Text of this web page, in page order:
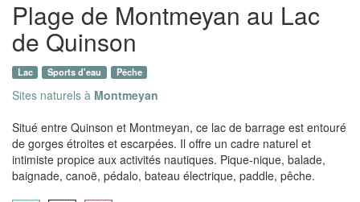
Plage de Montmeyan au Lac
de Quinson
Lac Sports d'eau Pêche
Sites naturels à Montmeyan
Situé entre Quinson et Montmeyan, ce lac de barrage est entouré
de gorges étroites et escarpées. Il offre un cadre naturel et
intimiste propice aux activités nautiques. Pique-nique, balade,
baignade, canoë, pédalo, bateau électrique, paddle, pêche.